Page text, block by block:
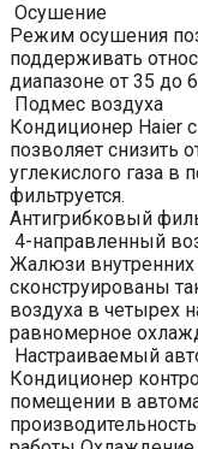
Осушение
Режим осушения
поддерживать
диапазоне от 35 до
Подмес воздуха
Кондиционер Haier
позволяет снизить
углекислого газа
фильтруется.
Антигрибковый
4-направленный
Жалюзи внутренних
сконструированы
воздуха в четырех
равномерное
Настраиваемый
Кондиционер
помещении в